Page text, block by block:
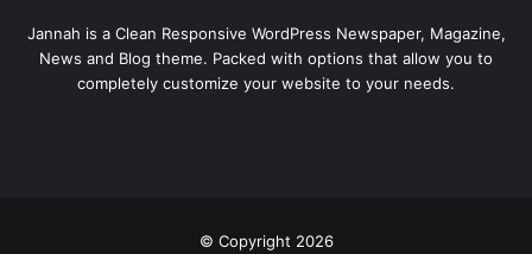
Jannah is a Clean Responsive WordPress Newspaper, Magazine,
News and Blog theme. Packed with options that allow you to
completely customize your website to your needs.
© Copyright 2026